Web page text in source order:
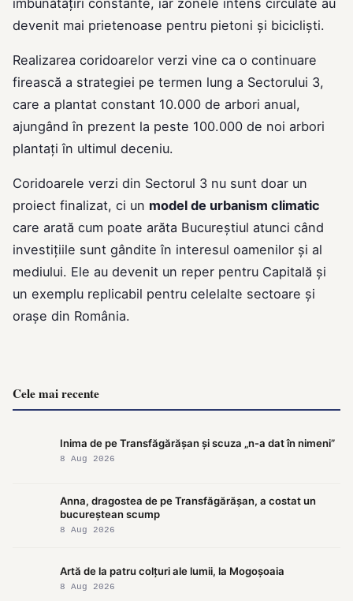
devenit mai prietenoase pentru pietoni și bicicliști.
Realizarea coridoarelor verzi vine ca o continuare
firească a strategiei pe termen lung a Sectorului 3,
care a plantat constant 10.000 de arbori anual,
ajungând în prezent la peste 100.000 de noi arbori
plantați în ultimul deceniu.
Coridoarele verzi din Sectorul 3 nu sunt doar un
proiect finalizat, ci un model de urbanism climatic
care arată cum poate arăta Bucureștiul atunci când
investițiile sunt gândite în interesul oamenilor și al
mediului. Ele au devenit un reper pentru Capitală și
un exemplu replicabil pentru celelalte sectoare și
orașe din România.
Cele mai recente
Inima de pe Transfăgărășan și scuza „n-a dat în nimeni”
8 Aug 2026
Anna, dragostea de pe Transfăgărășan, a costat un
bucureștean scump
8 Aug 2026
Artă de la patru colțuri ale lumii, la Mogoșoaia
8 Aug 2026